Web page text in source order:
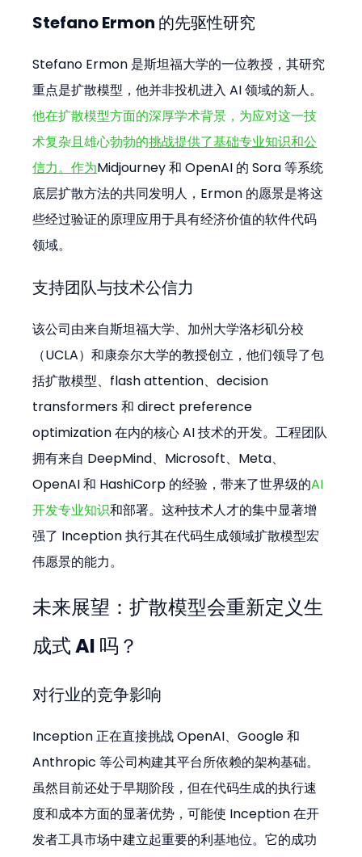
Stefano Ermon 的先驱性研究
Stefano Ermon 是斯坦福大学的一位教授，其研究
重点是扩散模型，他并非投机进入 AI 领域的新人。
他在扩散模型方面的深厚学术背景，为应对这一技
术复杂且雄心勃勃的挑战提供了基础专业知识和公
信力。作为Midjourney 和 OpenAI 的 Sora 等系统
底层扩散方法的共同发明人，Ermon 的愿景是将这
些经过验证的原理应用于具有经济价值的软件代码
领域。
支持团队与技术公信力
该公司由来自斯坦福大学、加州大学洛杉矶分校
（UCLA）和康奈尔大学的教授创立，他们领导了包
括扩散模型、flash attention、decision
transformers 和 direct preference
optimization 在内的核心 AI 技术的开发。工程团队
拥有来自 DeepMind、Microsoft、Meta、
OpenAI 和 HashiCorp 的经验，带来了世界级的AI
开发专业知识和部署。这种技术人才的集中显著增
强了 Inception 执行其在代码生成领域扩散模型宏
伟愿景的能力。
未来展望：扩散模型会重新定义生
成式 AI 吗？
对行业的竞争影响
Inception 正在直接挑战 OpenAI、Google 和
Anthropic 等公司构建其平台所依赖的架构基础。
虽然目前还处于早期阶段，但在代码生成的执行速
度和成本方面的显著优势，可能使 Inception 在开
发者工具市场中建立起重要的利基地位。它的成功